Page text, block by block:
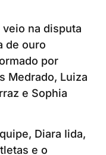
na disputa
de ouro
por
Medrado, Luiza
e Sophia
Diara Iida,
e o